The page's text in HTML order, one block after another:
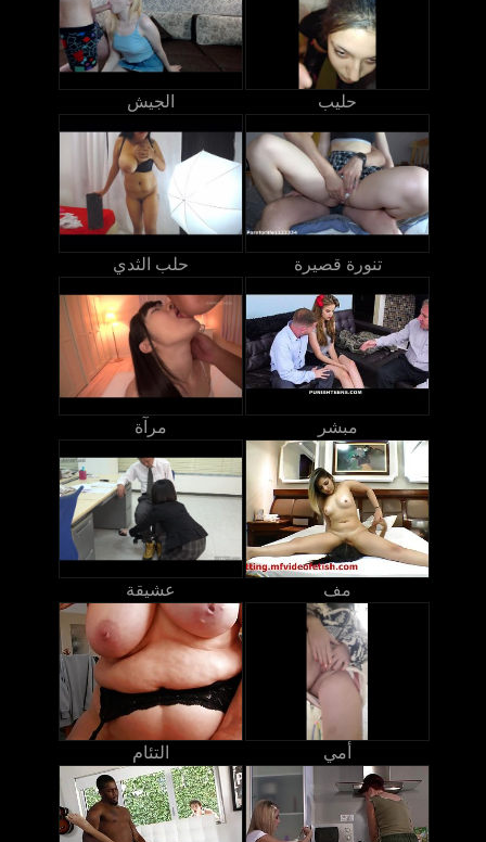
الجيش حليب
حلب الثدي تنورة قصيرة
مرآة مبشر
عشيقة مف
التئام أمي